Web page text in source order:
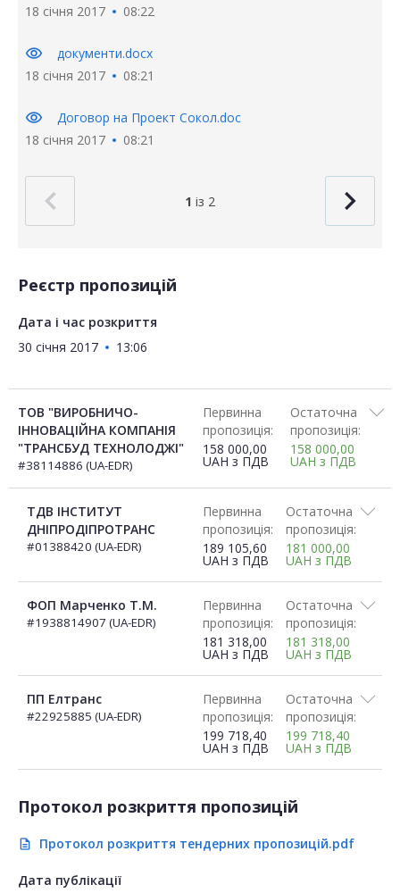
18 січня 2017
08:22
visibility
документи.docx
18 січня 2017
08:21
visibility
Договор на Проект Сокол.doc
18 січня 2017
08:21
1 із 2
Реєстр пропозицій
Дата і час розкриття
30 січня 2017
13:06
ТОВ "ВИРОБНИЧО-
ІННОВАЦІЙНА КОМПАНІЯ
"ТРАНСБУД ТЕХНОЛОДЖІ"
#38114886 (UA-EDR)
Первинна
пропозиція:
158 000,00
UAH з ПДВ
Остаточна
пропозиція:
158 000,00
UAH з ПДВ
ТДВ ІНСТИТУТ
ДНІПРОДІПРОТРАНС
#01388420 (UA-EDR)
Первинна
пропозиція:
189 105,60
UAH з ПДВ
Остаточна
пропозиція:
181 000,00
UAH з ПДВ
ФОП Марченко Т.М.
#1938814907 (UA-EDR)
Первинна
пропозиція:
181 318,00
UAH з ПДВ
Остаточна
пропозиція:
181 318,00
UAH з ПДВ
ПП Елтранс
#22925885 (UA-EDR)
Первинна
пропозиція:
199 718,40
UAH з ПДВ
Остаточна
пропозиція:
199 718,40
UAH з ПДВ
Протокол розкриття пропозицій
description Протокол розкриття тендерних пропозицій.pdf
Дата публікації